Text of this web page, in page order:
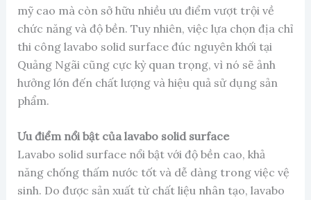
mỹ cao mà còn sở hữu nhiều ưu điểm vượt trội về
chức năng và độ bền. Tuy nhiên, việc lựa chọn địa chỉ
thi công lavabo solid surface đúc nguyên khối tại
Quảng Ngãi cũng cực kỳ quan trọng, vì nó sẽ ảnh
hưởng lớn đến chất lượng và hiệu quả sử dụng sản
phẩm.
Ưu điểm nổi bật của lavabo solid surface
Lavabo solid surface nổi bật với độ bền cao, khả
năng chống thấm nước tốt và dễ dàng trong việc vệ
sinh. Do được sản xuất từ chất liệu nhân tạo, lavabo